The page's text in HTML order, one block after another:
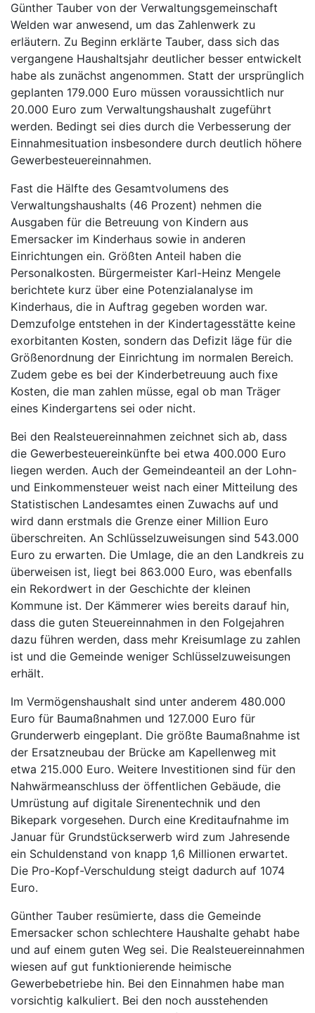
Günther Tauber von der Verwaltungsgemeinschaft
Welden war anwesend, um das Zahlenwerk zu
erläutern. Zu Beginn erklärte Tauber, dass sich das
vergangene Haushaltsjahr deutlicher besser entwickelt
habe als zunächst angenommen. Statt der ursprünglich
geplanten 179.000 Euro müssen voraussichtlich nur
20.000 Euro zum Verwaltungshaushalt zugeführt
werden. Bedingt sei dies durch die Verbesserung der
Einnahmesituation insbesondere durch deutlich höhere
Gewerbesteuereinnahmen.
Fast die Hälfte des Gesamtvolumens des
Verwaltungshaushalts (46 Prozent) nehmen die
Ausgaben für die Betreuung von Kindern aus
Emersacker im Kinderhaus sowie in anderen
Einrichtungen ein. Größten Anteil haben die
Personalkosten. Bürgermeister Karl-Heinz Mengele
berichtete kurz über eine Potenzialanalyse im
Kinderhaus, die in Auftrag gegeben worden war.
Demzufolge entstehen in der Kindertagesstätte keine
exorbitanten Kosten, sondern das Defizit läge für die
Größenordnung der Einrichtung im normalen Bereich.
Zudem gebe es bei der Kinderbetreuung auch fixe
Kosten, die man zahlen müsse, egal ob man Träger
eines Kindergartens sei oder nicht.
Bei den Realsteuereinnahmen zeichnet sich ab, dass
die Gewerbesteuereinkünfte bei etwa 400.000 Euro
liegen werden. Auch der Gemeindeanteil an der Lohn-
und Einkommensteuer weist nach einer Mitteilung des
Statistischen Landesamtes einen Zuwachs auf und
wird dann erstmals die Grenze einer Million Euro
überschreiten. An Schlüsselzuweisungen sind 543.000
Euro zu erwarten. Die Umlage, die an den Landkreis zu
überweisen ist, liegt bei 863.000 Euro, was ebenfalls
ein Rekordwert in der Geschichte der kleinen
Kommune ist. Der Kämmerer wies bereits darauf hin,
dass die guten Steuereinnahmen in den Folgejahren
dazu führen werden, dass mehr Kreisumlage zu zahlen
ist und die Gemeinde weniger Schlüsselzuweisungen
erhält.
Im Vermögenshaushalt sind unter anderem 480.000
Euro für Baumaßnahmen und 127.000 Euro für
Grunderwerb eingeplant. Die größte Baumaßnahme ist
der Ersatzneubau der Brücke am Kapellenweg mit
etwa 215.000 Euro. Weitere Investitionen sind für den
Nahwärmeanschluss der öffentlichen Gebäude, die
Umrüstung auf digitale Sirenentechnik und den
Bikepark vorgesehen. Durch eine Kreditaufnahme im
Januar für Grundstückserwerb wird zum Jahresende
ein Schuldenstand von knapp 1,6 Millionen erwartet.
Die Pro-Kopf-Verschuldung steigt dadurch auf 1074
Euro.
Günther Tauber resümierte, dass die Gemeinde
Emersacker schon schlechtere Haushalte gehabt habe
und auf einem guten Weg sei. Die Realsteuereinnahmen
wiesen auf gut funktionierende heimische
Gewerbebetriebe hin. Bei den Einnahmen habe man
vorsichtig kalkuliert. Bei den noch ausstehenden